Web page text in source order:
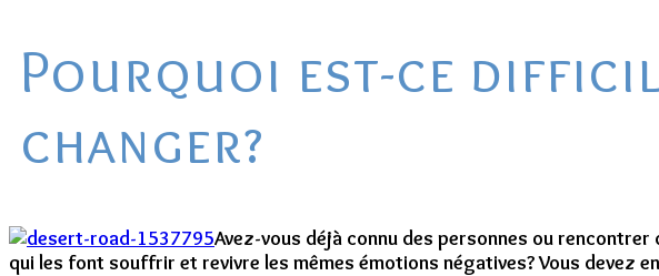
Pourquoi est-ce
changer?
Avez-vous déjà connu des personnes ou
qui les font souffrir et revivre les mêmes émotions négatives? Vous devez